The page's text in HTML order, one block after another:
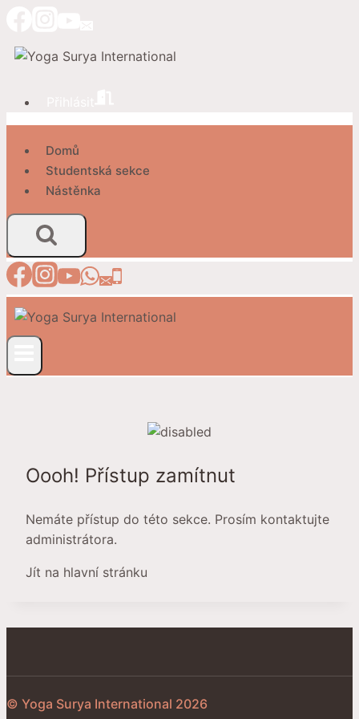
obsah
Domů
Studentská sekce
Nástěnka
Oooh! Přístup zamítnut
Nemáte přístup do této sekce. Prosím kontaktujte
administrátora.
Jít na hlavní stránku
© Yoga Surya International 2026